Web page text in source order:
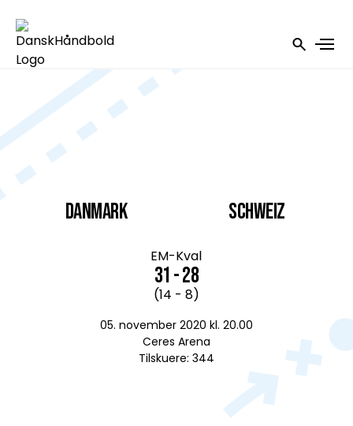
DANMARK
EM-Kval
31 - 28
(14 - 8)
05. november 2020 kl. 20.00
Ceres Arena
Tilskuere: 344
Schweiz